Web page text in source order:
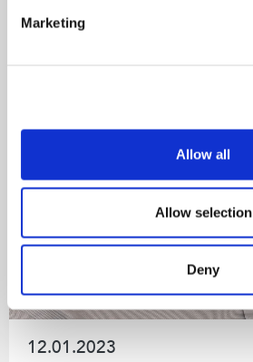
Marketing
Allow all
Allow selection
Deny
voittaja selvisi
12.01.2023